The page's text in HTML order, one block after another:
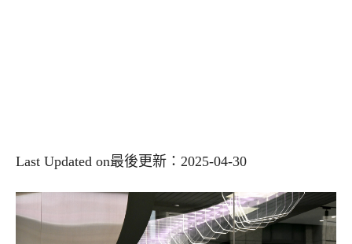
Last Updated on最後更新：2025-04-30